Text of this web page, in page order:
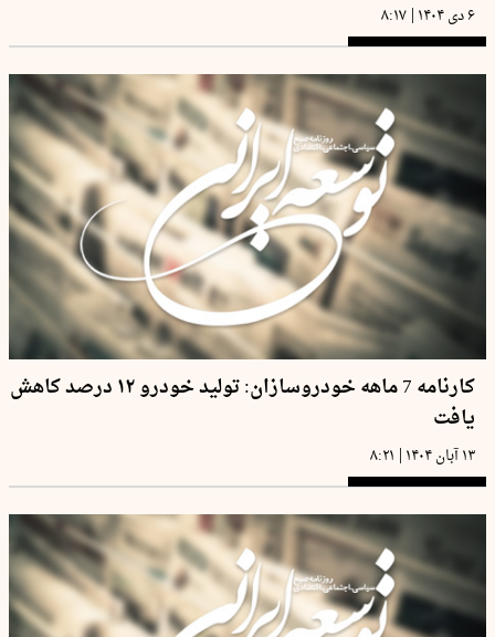
۶ دی ۱۴۰۴ | ۸:۱۷
کارنامه 7 ماهه خودروسازان: تولید خودرو ۱۲ درصد کاهش
یافت
۱۳ آبان ۱۴۰۴ | ۸:۲۱